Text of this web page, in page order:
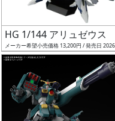
ギ
ャ
ラ
あ
HG 1/144 アリュゼウス
メーカー希望小売価格 13,200円 / 発売日